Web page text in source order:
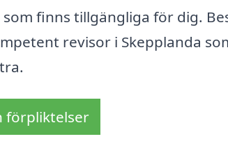
finns tillgängliga för dig.
revisor i Skepplanda
förpliktelser